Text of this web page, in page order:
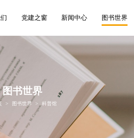
党建之窗 新闻中心 图书世界
图书世界
> 图书世界 > 科普馆